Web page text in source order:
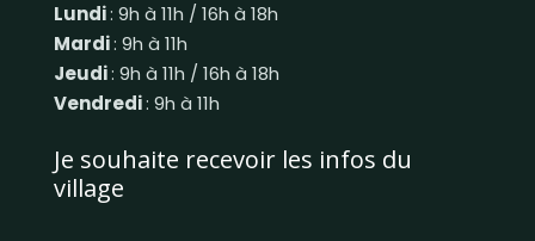
Lundi: 9h à 11h / 16h à 18h
Mardi: 9h à 11h
Jeudi: 9h à 11h / 16h à 18h
Vendredi: 9h à 11h
Je souhaite recevoir les infos du
village